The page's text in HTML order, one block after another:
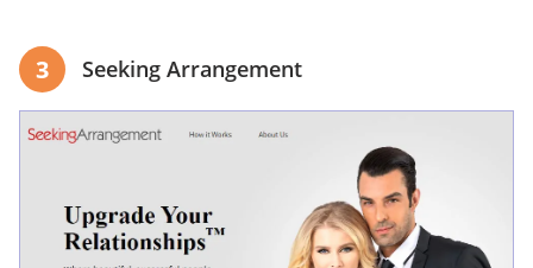
3 Seeking Arrangement